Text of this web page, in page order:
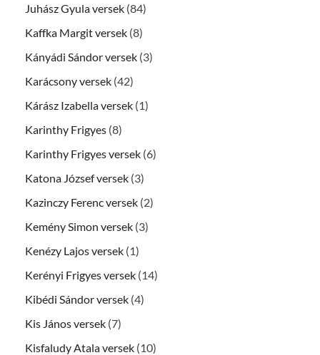
Juhász Gyula versek (84)
Kaffka Margit versek (8)
Kányádi Sándor versek (3)
Karácsony versek (42)
Kárász Izabella versek (1)
Karinthy Frigyes (8)
Karinthy Frigyes versek (6)
Katona József versek (3)
Kazinczy Ferenc versek (2)
Kemény Simon versek (3)
Kenézy Lajos versek (1)
Kerényi Frigyes versek (14)
Kibédi Sándor versek (4)
Kis János versek (7)
Kisfaludy Atala versek (10)